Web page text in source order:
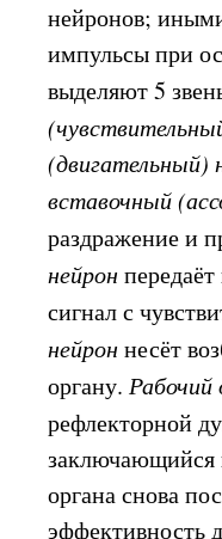
нейронов;
импульсы при
выделяют 5
(двигательный)
вставочный
раздражение и
нейрон
сигнал с
нейроннесёт
органу.
рефлекторной
заключающийся
органа снова
эффективность